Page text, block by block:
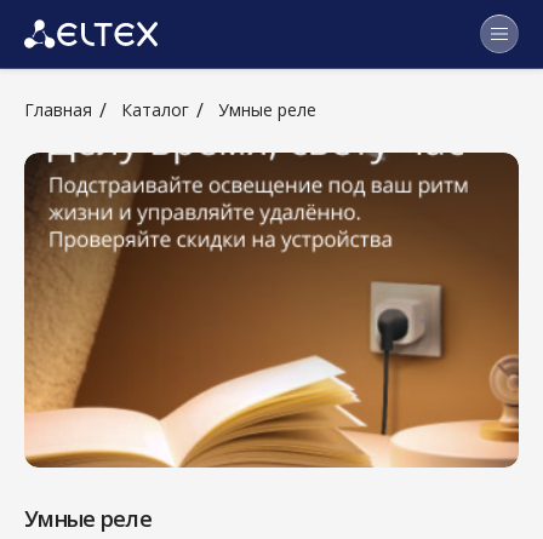
Главная Каталог Умные реле
Умные реле